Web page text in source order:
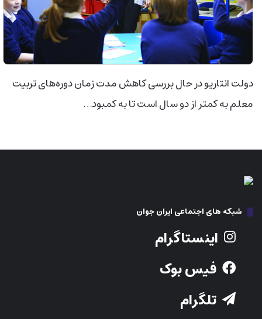
دولت انتاریو در حال بررسی کاهش مدت‌ زمان دوره‌های تربیت
معلم به کمتر از دو سال است تا به کمبود…
شبکه های اجتماعی ایران جوان
اینستاگرام
فیس بوک
تلگرام